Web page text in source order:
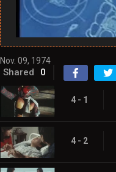
Nov. 09, 1974
Shared 0
4 - 1
4 - 2